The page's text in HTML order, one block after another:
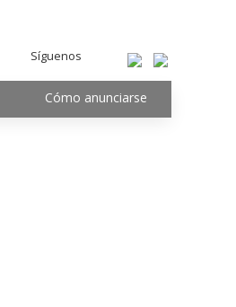
Síguenos
Cómo anunciarse